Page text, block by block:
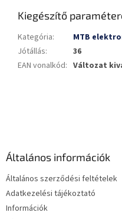
Kiegészítő
Kategória:
MTB
Jótállás:
36
EAN vonalkód: Változat
Általános információk
Általános szerződési feltételek
Adatkezelési tájékoztató
Információk